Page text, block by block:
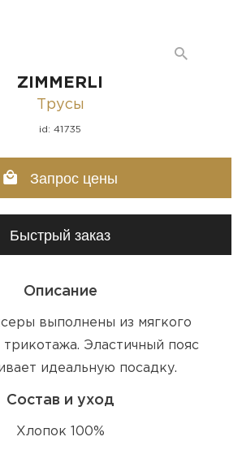
ZIMMERLI
Трусы
id: 41735
Запрос цены
Быстрый заказ
Описание
выполнены из мягкого
трикотажа. Эластичный пояс
идеальную посадку.
Состав и уход
Хлопок 100%